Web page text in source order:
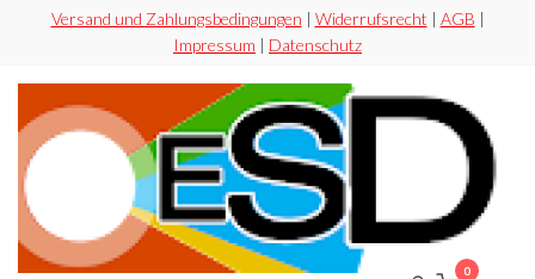
springen
Versand und Zahlungsbedingungen | Widerrufsrecht | AGB |
Impressum | Datenschutz
0